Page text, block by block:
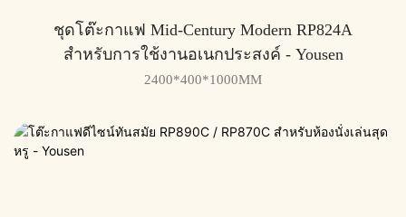
ชุดโต๊ะกาแฟ Mid-Century Modern RP824A
สำหรับการใช้งานอเนกประสงค์ - Yousen
2400*400*1000MM